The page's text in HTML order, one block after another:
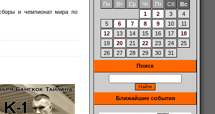
и чемпионат мира по
Пн
Вт Ср Чт Пт Сб
Вс
1
2 3
4
5
6 7 8 9 10
11
12
13 14 15 16 17
18
19
20 21 22 23 24
25
26
27 28 29 30 31
Поиск
Ближайшие события